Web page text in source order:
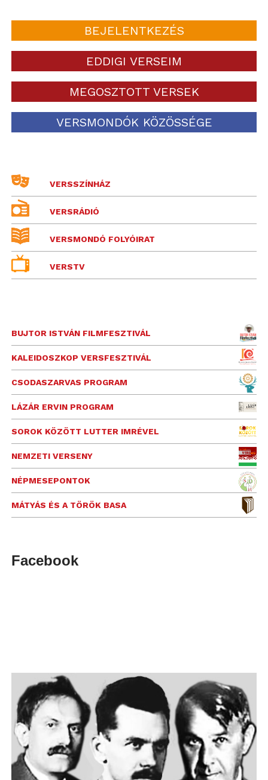
BEJELENTKEZÉS
EDDIGI VERSEIM
MEGOSZTOTT VERSEK
VERSMONDÓK KÖZÖSSÉGE
VERSSZÍNHÁZ
VERSRÁDIÓ
VERSMONDÓ FOLYÓIRAT
VERSTV
BUJTOR ISTVÁN FILMFESZTIVÁL
KALEIDOSZKOP VERSFESZTIVÁL
CSODASZARVAS PROGRAM
LÁZÁR ERVIN PROGRAM
SOROK KÖZÖTT LUTTER IMRÉVEL
NEMZETI VERSENY
NÉPMESEPONTOK
MÁTYÁS ÉS A TÖRÖK BASA
Facebook